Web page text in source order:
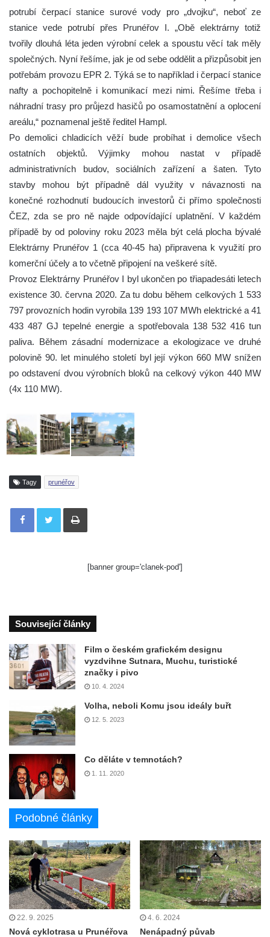
potrubí čerpací stanice surové vody pro „dvojku“, neboť ze
stanice vede potrubí přes Prunéřov I. „Obě elektrárny totiž
tvořily dlouhá léta jeden výrobní celek a spoustu věcí tak měly
společných. Nyní řešíme, jak je od sebe oddělit a přizpůsobit jen
potřebám provozu EPR 2. Týká se to například i čerpací stanice
nafty a pochopitelně i komunikací mezi nimi. Řešíme třeba i
náhradní trasy pro průjezd hasičů po osamostatnění a oplocení
areálu,“ poznamenal ještě ředitel Hampl.
Po demolici chladicích věží bude probíhat i demolice všech
ostatních objektů. Výjimky mohou nastat v případě
administrativních budov, sociálních zařízení a šaten. Tyto
stavby mohou být případně dál využity v návaznosti na
konečné rozhodnutí budoucích investorů či přímo společnosti
ČEZ, zda se pro ně najde odpovídající uplatnění. V každém
případě by od poloviny roku 2023 měla být celá plocha bývalé
Elektrárny Prunéřov 1 (cca 40-45 ha) připravena k využití pro
komerční účely a to včetně připojení na veškeré sítě.
Provoz Elektrárny Prunéřov I byl ukončen po třiapadesáti letech
existence 30. června 2020. Za tu dobu během celkových 1 533
797 provozních hodin vyrobila 139 193 107 MWh elektrické a 41
433 487 GJ tepelné energie a spotřebovala 138 532 416 tun
paliva. Během zásadní modernizace a ekologizace ve druhé
polovině 90. let minulého století byl její výkon 660 MW snížen
po odstavení dvou výrobních bloků na celkový výkon 440 MW
(4x 110 MW).
Tagy prunéřov
Tisknout
[banner group='clanek-pod']
Související články
Film o českém grafickém designu
vyzdvihne Sutnara, Muchu, turistické
značky i pivo
10. 4. 2024
Volha, neboli Komu jsou ideály buřt
12. 5. 2023
Co děláte v temnotách?
1. 11. 2020
Podobné články
22. 9. 2025
Nová cyklotrasa u Prunéřova
4. 6. 2024
Nenápadný půvab